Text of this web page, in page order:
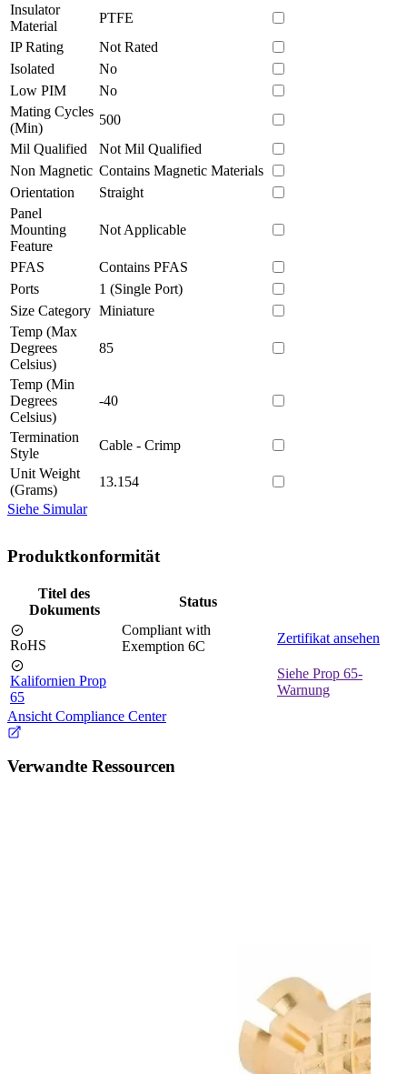
Insulator
Material
PTFE
IP Rating
Not Rated
Isolated
No
Low PIM
No
Mating Cycles
(Min)
500
Mil Qualified
Not Mil Qualified
Non Magnetic Contains Magnetic Materials
Orientation
Straight
Panel
Mounting
Feature
Not Applicable
PFAS
Contains PFAS
Ports
1 (Single Port)
Size Category Miniature
Temp (Max
Degrees
Celsius)
85
Temp (Min
Degrees
Celsius)
-40
Termination
Style
Cable - Crimp
Unit Weight
(Grams)
13.154
Siehe Simular
Produktkonformität
Titel des
Dokuments
Status
RoHS
Compliant with
Exemption 6C
Zertifikat ansehen
Kalifornien Prop
65
Siehe Prop 65-
Warnung
Ansicht Compliance Center
Verwandte Ressourcen